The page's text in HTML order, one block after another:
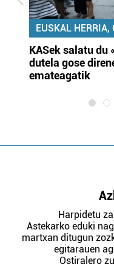
EUSKAL HERRIA,
KASek salatu du
dutela gose
emateagatik
Harpidetu
Astekarko eduki
martxan ditugun
egitarauen
Ostiralero